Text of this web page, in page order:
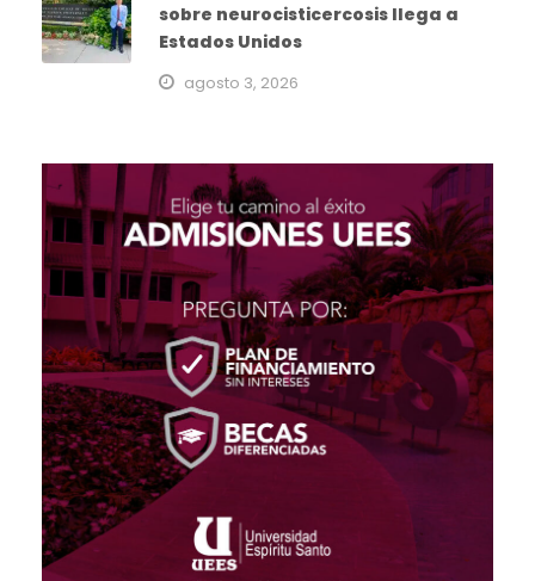
sobre neurocisticercosis llega a
Estados Unidos
agosto 3, 2026